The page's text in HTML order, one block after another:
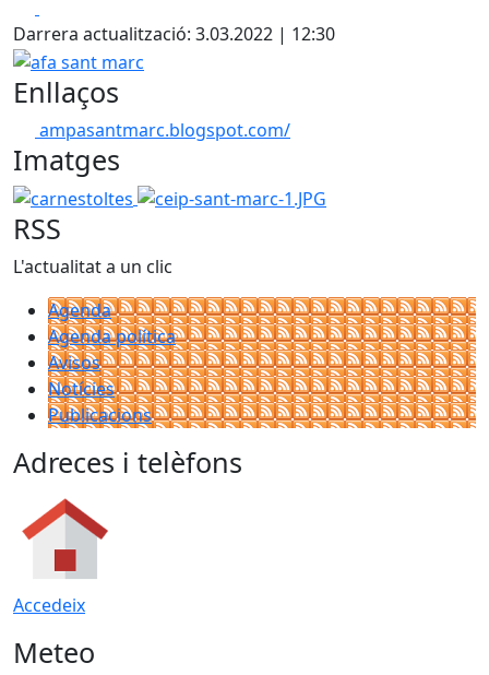
Darrera actualització: 3.03.2022 | 12:30
afa sant marc
Enllaços
ampasantmarc.blogspot.com/
Imatges
carnestoltes ceip-sant-marc-1.JPG
RSS
L'actualitat a un clic
Agenda
Agenda política
Avisos
Notícies
Publicacions
Adreces i telèfons
Accedeix
Meteo